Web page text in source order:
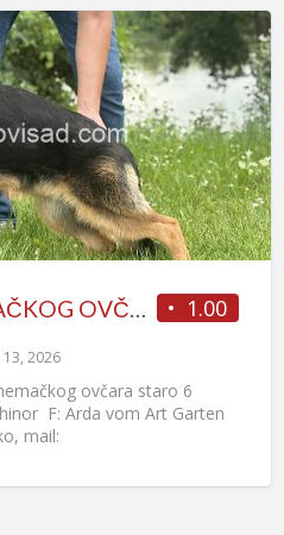
1.00
13, 2026
ovčara staro 6
F: Arda vom Art Garten
mail:
Nova Pazova,